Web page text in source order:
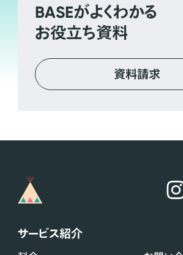
BASEがよくわかる
お役立ち資料
資料請求
サービス紹介